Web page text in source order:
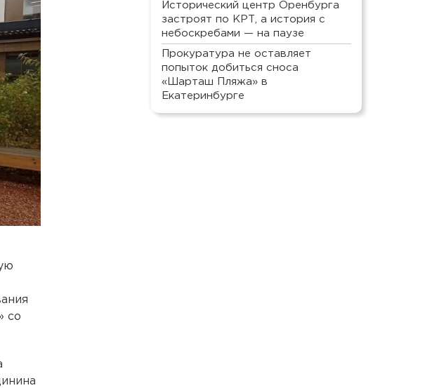
со
Исторический центр Оренбурга
застроят по КРТ, а история с
небоскребами — на паузе
Прокуратура не оставляет
попыток добиться сноса
«Шарташ Пляжа» в
Екатеринбурге